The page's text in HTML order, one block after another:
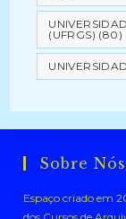
(UFRGS) (80)
Sobre Nós
Espaço criado em